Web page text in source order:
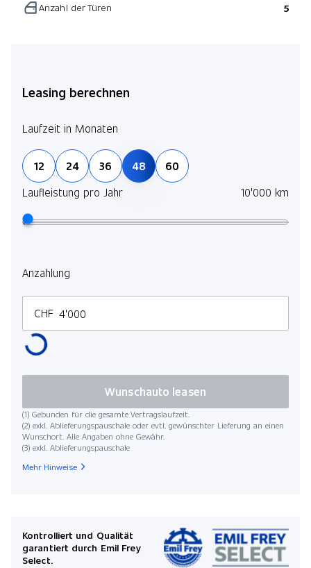
Anzahl der Türen 5
Leasing berechnen
Laufzeit in Monaten
12 24 36 48
60
Laufleistung pro Jahr
10'000 km
Anzahlung
CHF
(1) Gebunden für die gesamte Vertragslaufzeit.
(2) exkl. Ablieferungspauschale oder evtl. gewünschter Lieferung an einen
Wunschort. Alle Angaben ohne Gewähr.
(3) exkl. Ablieferungspauschale
Wunschauto leasen
Mehr Hinweise
Kontrolliert und Qualität
garantiert durch Emil Frey
Select.